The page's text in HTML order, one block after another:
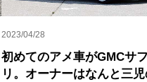
2023/04/28
初めてのアメ車がGMCサ
リ。オーナーはなんと三児